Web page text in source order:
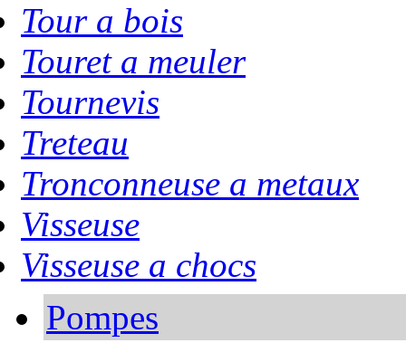
Tour a bois
Touret a meuler
Tournevis
Treteau
Tronconneuse a metaux
Visseuse
Visseuse a chocs
Pompes